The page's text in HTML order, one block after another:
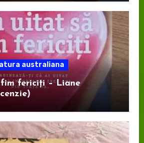
australiana
fericiți – Liane